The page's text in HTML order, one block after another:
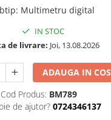
: Multimetru digital
IN STOC
de livrare: Joi, 13.08.2026
ADAUGA IN COS
Cod Produs: BM789
de ajutor? 0724346137